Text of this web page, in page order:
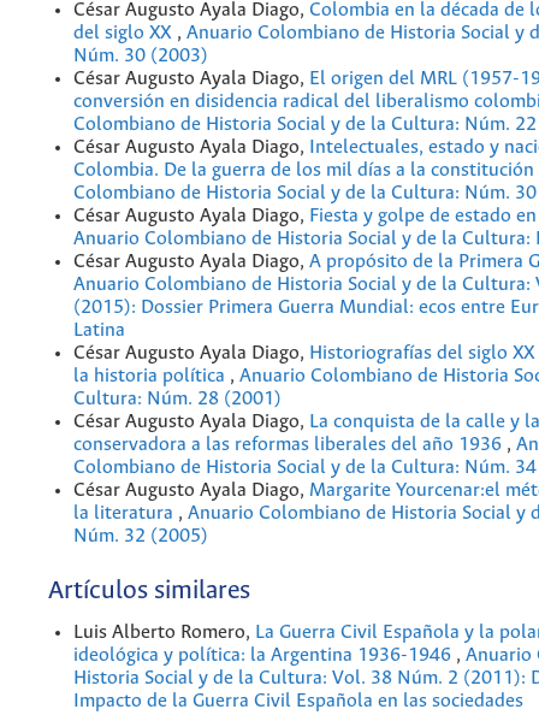
César Augusto Ayala Diago, Colombia en la década de
del siglo XX , Anuario Colombiano de Historia Social y
Núm. 30 (2003)
César Augusto Ayala Diago, El origen del MRL (1957-
conversión en disidencia radical del liberalismo
Colombiano de Historia Social y de la Cultura: Núm.
César Augusto Ayala Diago,
Intelectuales, estado y
Colombia. De la guerra de los mil días a la
Colombiano de Historia Social y de la Cultura: Núm.
César Augusto Ayala Diago, Fiesta y golpe de estado
Anuario Colombiano de Historia Social y de la Cultura:
César Augusto Ayala Diago, A propósito de la Primera
Anuario Colombiano de Historia Social y de la Cultura:
(2015): Dossier Primera Guerra Mundial: ecos entre
Latina
César Augusto Ayala Diago, Historiografías del siglo
la historia política , Anuario Colombiano de Historia
Cultura: Núm. 28 (2001)
César Augusto Ayala Diago, La conquista de la calle y
conservadora a las reformas liberales del año 1936 ,
Colombiano de Historia Social y de la Cultura: Núm.
César Augusto Ayala Diago, Margarite Yourcenar:el
la literatura , Anuario Colombiano de Historia Social y
Núm. 32 (2005)
Artículos similares
Luis Alberto Romero, La Guerra Civil Española y la
ideológica y política: la Argentina 1936-1946 , Anuario
Historia Social y de la Cultura: Vol. 38 Núm. 2 (2011):
Impacto de la Guerra Civil Española en las sociedades